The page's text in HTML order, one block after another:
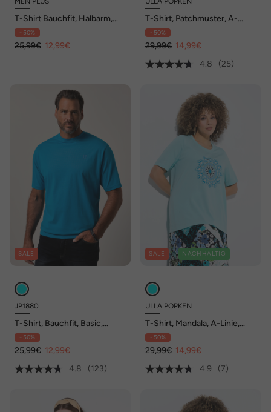
T-Shirt Bauchfit, Halbarm,
Brustprint, bis 8 XL
- 50%
25,99€ 12,99€
T-Shirt, Patchmuster, A-
Linie, Rundhals, Halbarm
- 50%
29,99€ 14,99€
4.8
(25)
SALE
JP1880
T-Shirt, Bauchfit, Basic,
Halbarm, XXL bis 10XL
- 50%
25,99€ 12,99€
4.8
(123)
SALE NACHHALTIG
ULLA POPKEN
T-Shirt, Mandala, A-Linie,
Rundhals, Halbarm
- 50%
29,99€ 14,99€
4.9
(7)